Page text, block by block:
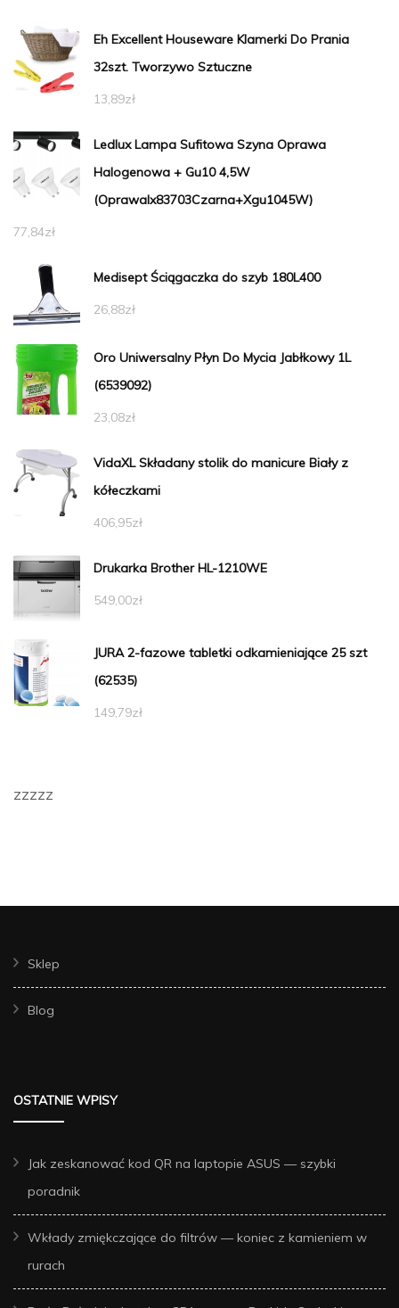
Eh Excellent Houseware Klamerki Do Prania
32szt. Tworzywo Sztuczne
13,89zł
Ledlux Lampa Sufitowa Szyna Oprawa
Halogenowa + Gu10 4,5W
(Oprawalx83703Czarna+Xgu1045W)
77,84zł
Medisept Ściągaczka do szyb 180L400
26,88zł
Oro Uniwersalny Płyn Do Mycia Jabłkowy 1L
(6539092)
23,08zł
VidaXL Składany stolik do manicure Biały z
kółeczkami
406,95zł
Drukarka Brother HL-1210WE
549,00zł
JURA 2-fazowe tabletki odkamieniające 25 szt
(62535)
149,79zł
zzzzz
Sklep
Blog
OSTATNIE WPISY
Jak zeskanować kod QR na laptopie ASUS — szybki
poradnik
Wkłady zmiękczające do filtrów — koniec z kamieniem w
rurach